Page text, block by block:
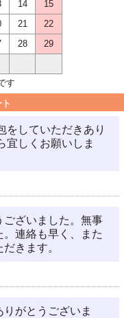
14
15
21
22
28
29
す
をしていただきあり
宜しくお願いしま
ございました。無事
連絡も早く、また
きます。
がとうございま